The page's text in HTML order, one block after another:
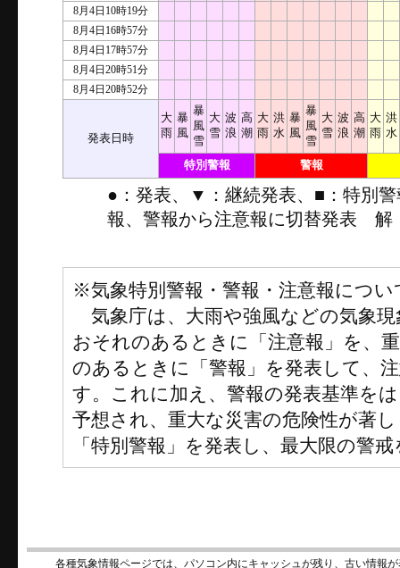
8月4日10時19分
8月4日16時57分
8月4日17時57分
8月4日20時51分
8月4日20時52分
発表日時
大
雨
暴
風
暴
風
雪
大
雪
波
浪
高
潮
大
雨
洪
水
暴
風
暴
風
雪
大
雪
波
浪
高
潮
大
雨
洪
水
特別警報 警報
●：発表、▼：継続発表、■：特別
報、警報から注意報に切替発表 解
※気象特別警報・警報・注意報につい
気象庁は、大雨や強風などの気象
おそれのあるときに「注意報」を、
のあるときに「警報」を発表して、
す。これに加え、警報の発表基準を
予想され、重大な災害の危険性が著
「特別警報」を発表し、最大限の警
各種気象情報ページでは、パソコン内にキャッシュが残り、古い情報